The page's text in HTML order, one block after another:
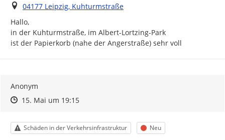
Ort
04177 Leipzig, Kuhturmstraße
Hallo,
in der Kuhturmstraße, im Albert-Lortzing-Park
ist der Papierkorb (nahe der Angerstraße) sehr voll
Anonym
Zeitpunkt des Erstellens
Zeitpunkt des Erstellens
15. Mai um 19:15Zur Äußerung
Kategorie
Schäden in der Verkehrsinfrastruktur Status
Neu